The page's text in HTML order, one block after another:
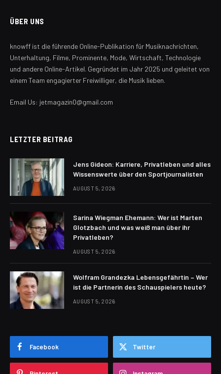
ÜBER UNS
knowff ist die führende Online-Publikation für Musiknachrichten,
Unterhaltung, Filme, Prominente, Mode, Wirtschaft, Technologie
und andere Online-Artikel. Gegründet im Jahr 2025 und geleitet von
einem Team engagierter Freiwilliger, die Musik lieben.
Email Us: jetmagazin0@gmail.com
LETZTER BEITRAG
Jens Gideon: Karriere, Privatleben und alles
Wissenswerte über den Sportjournalisten
AUGUST 5, 2026
Sarina Wiegman Ehemann: Wer ist Marten
Glotzbach und was weiß man über ihr
Privatleben?
AUGUST 5, 2026
Wolfram Grandezka Lebensgefährtin – Wer
ist die Partnerin des Schauspielers heute?
AUGUST 5, 2026
Facebook Twitter